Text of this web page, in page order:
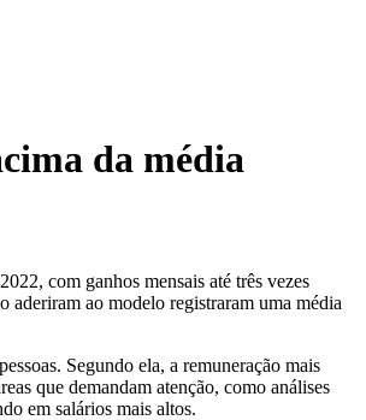
da média
com ganhos mensais até três vezes
aderiram ao modelo registraram uma média
Segundo ela, a remuneração mais
que demandam atenção, como análises
em salários mais altos.